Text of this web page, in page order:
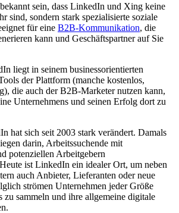
sein, dass LinkedIn und Xing keine
sind, sondern stark spezialisierte soziale
für eine B2B-Kommunikation, die
kann und Geschäftspartner auf Sie
liegt in seinem businessorientierten
der Plattform (manche kostenlos,
die auch der B2B-Marketer nutzen kann,
Unternehmens und seinen Erfolg dort zu
hat sich seit 2003 stark verändert. Damals
darin, Arbeitssuchende mit
potenziellen Arbeitgebern
ist LinkedIn ein idealer Ort, um neben
auch Anbieter, Lieferanten oder neue
strömen Unternehmen jeder Größe
zu sammeln und ihre allgemeine digitale